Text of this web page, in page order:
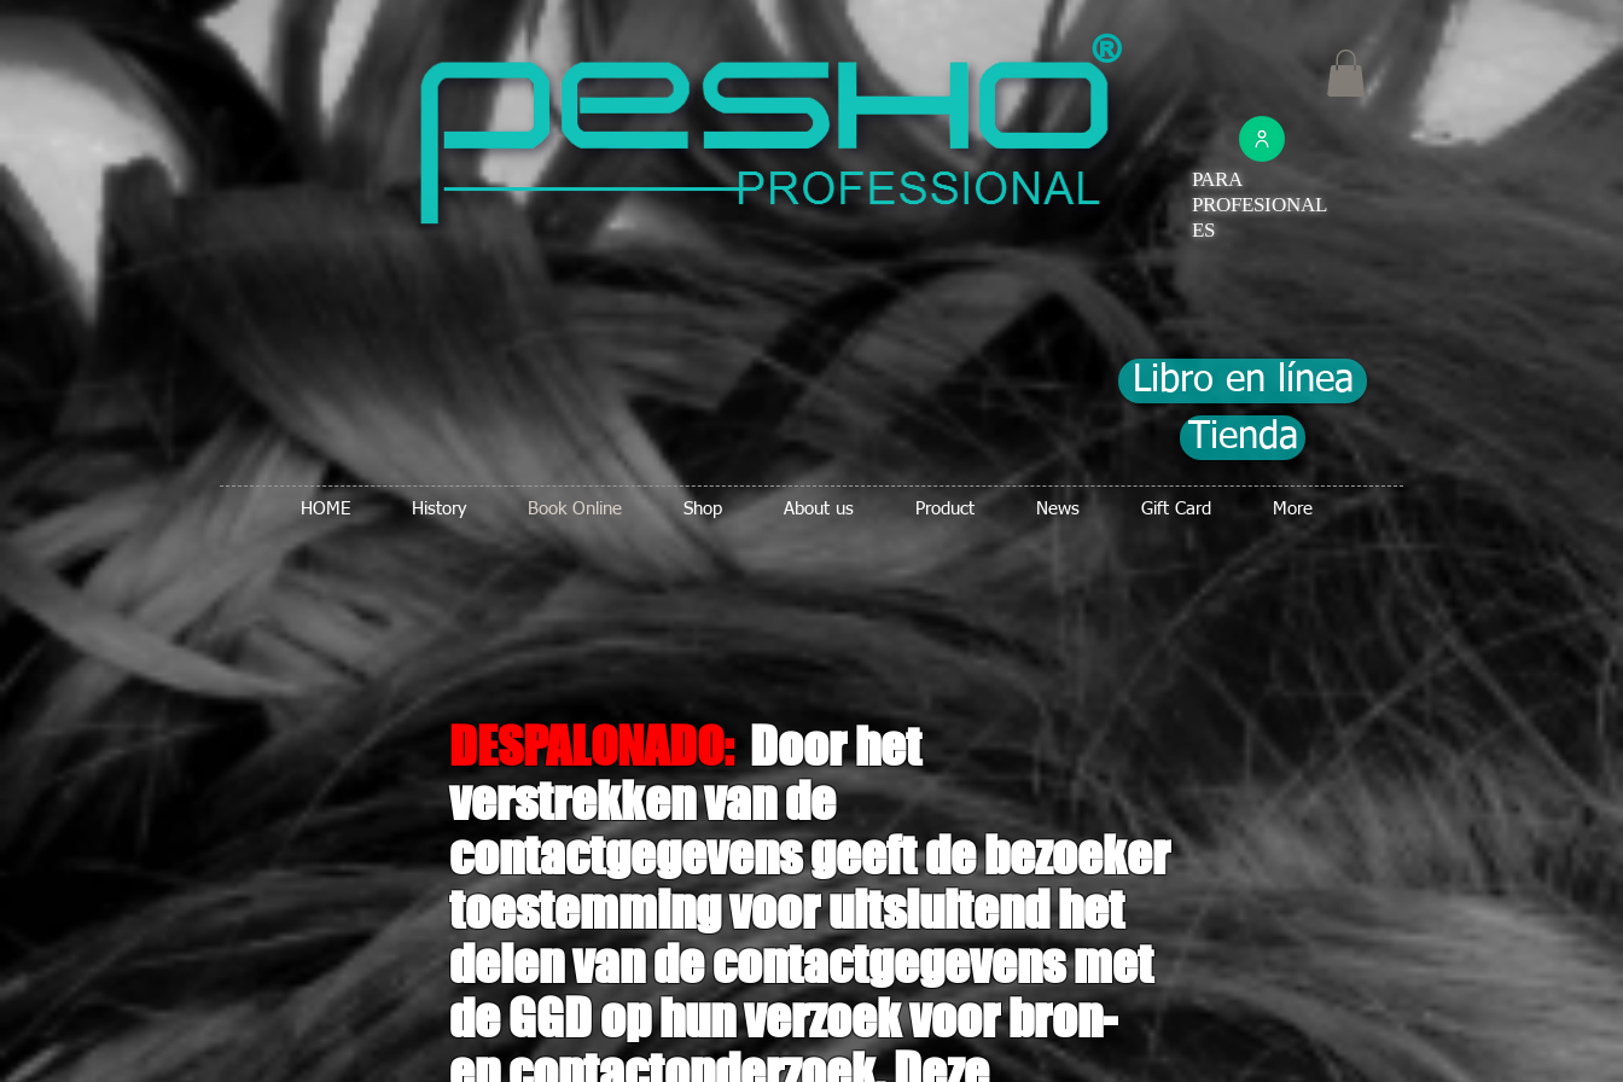
®
PARA
PROFESIONAL
ES
Libro en línea
Tienda
HOME History Book Online Shop About us Product News Gift Card More
DESPALONADO: Door het
verstrekken van de
contactgegevens geeft de bezoeker
toestemming voor uitsluitend het
delen van de contactgegevens met
de GGD op hun verzoek voor bron-